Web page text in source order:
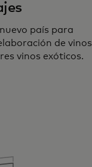
país para
de vinos
vinos exóticos.